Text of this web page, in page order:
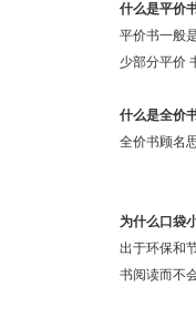
什么是平价
平价书一般
少部分平价
什么是全价
全价书顾名
为什么口袋
出于环保和
书阅读而不